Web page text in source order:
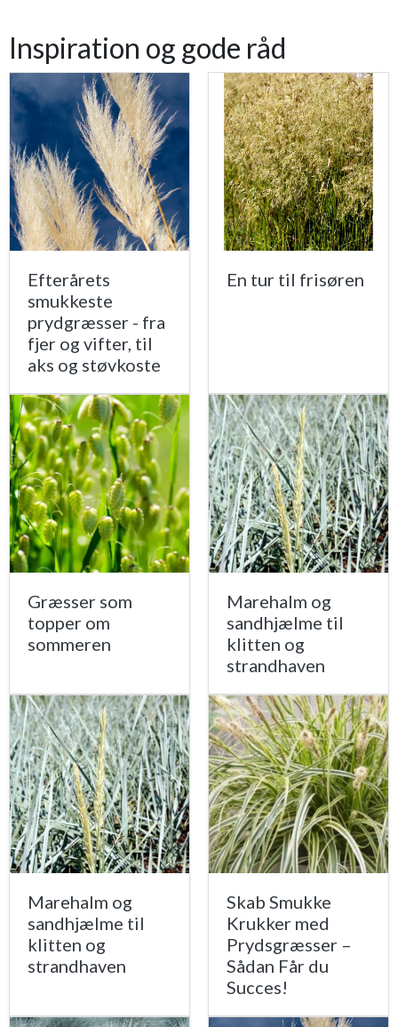
Inspiration og gode råd
Efterårets
smukkeste
prydgræsser - fra
fjer og vifter, til
aks og støvkoste
En tur til frisøren
Græsser som
topper om
sommeren
Marehalm og
sandhjælme til
klitten og
strandhaven
Marehalm og
sandhjælme til
klitten og
strandhaven
Skab Smukke
Krukker med
Prydsgræsser –
Sådan Får du
Succes!